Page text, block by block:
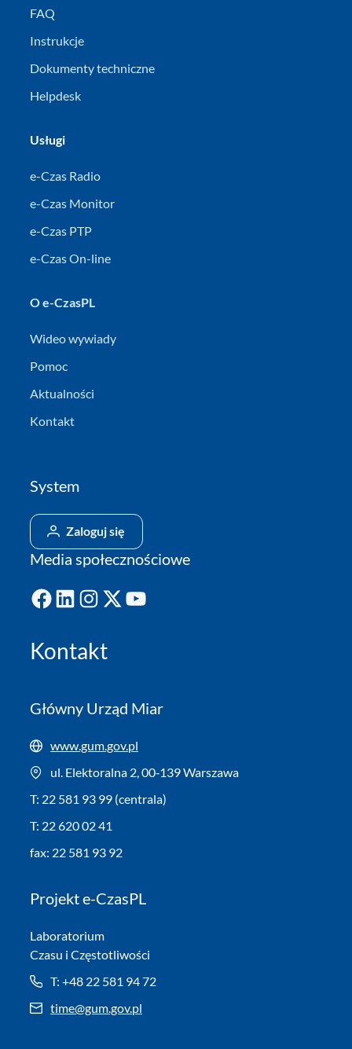
Kontakt
Główny Urząd Miar
www.gum.gov.pl
ul. Elektoralna 2, 00‑139 Warszawa
T: 22 581 93 99 (centrala)
T: 22 620 02 41
fax: 22 581 93 92
Projekt e-CzasPL
Laboratorium
Czasu i Częstotliwości
T: +48 22 581 94 72
time@gum.gov.pl
FAQ
Instrukcje
Dokumenty techniczne
Helpdesk
Usługi
e-Czas Radio
e-Czas Monitor
e-Czas PTP
e-Czas On-line
O e-CzasPL
Wideo wywiady
Pomoc
Aktualności
Kontakt
System
Zaloguj się
Media społecznościowe
Facebook LinkedIn Instagram X YouTube